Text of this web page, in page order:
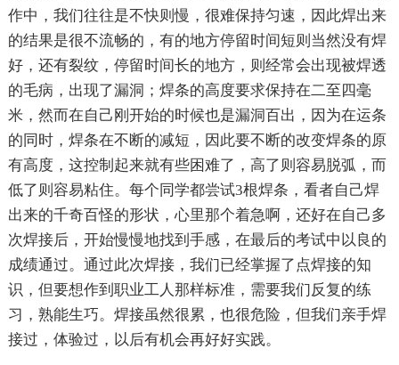
作中，我们往往是不快则慢，很难保持匀速，因此焊出来
的结果是很不流畅的，有的地方停留时间短则当然没有焊
好，还有裂纹，停留时间长的地方，则经常会出现被焊透
的毛病，出现了漏洞；焊条的高度要求保持在二至四毫
米，然而在自己刚开始的时候也是漏洞百出，因为在运条
的同时，焊条在不断的减短，因此要不断的改变焊条的原
有高度，这控制起来就有些困难了，高了则容易脱弧，而
低了则容易粘住。每个同学都尝试3根焊条，看者自己焊
出来的千奇百怪的形状，心里那个着急啊，还好在自己多
次焊接后，开始慢慢地找到手感，在最后的考试中以良的
成绩通过。通过此次焊接，我们已经掌握了点焊接的知
识，但要想作到职业工人那样标准，需要我们反复的练
习，熟能生巧。焊接虽然很累，也很危险，但我们亲手焊
接过，体验过，以后有机会再好好实践。